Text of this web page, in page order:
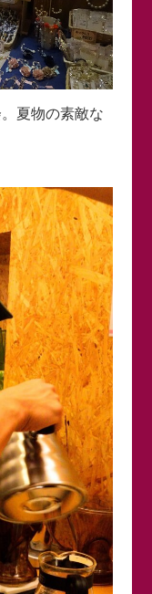
夏物の素敵な